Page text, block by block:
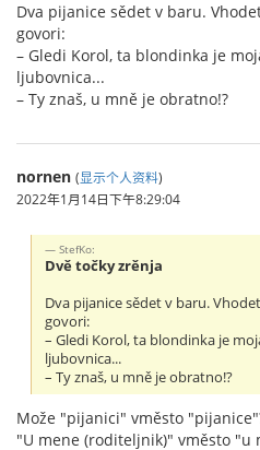
Dva pijanice sědet v baru.
govori:
– Gledi Korol, ta blondinka je
ljubovnica...
– Ty znaš, u mně je obratno!?
nornen (显示个人资料)
2022年1月14日下午8:29:04
StefKo:
Dvě točky zrěnja
Dva pijanice sědet v baru.
govori:
– Gledi Korol, ta blondinka je
ljubovnica...
– Ty znaš, u mně je obratno!?
Može "pijanici" vměsto
"U mene (roditeljnik)" vměsto "u